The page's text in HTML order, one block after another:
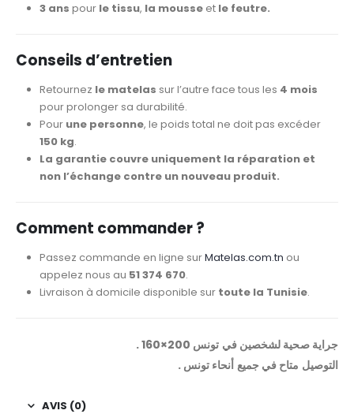
3 ans pourle tissu, la mousseet le feutre.
Conseils d’entretien
Retournez le matelas sur l’autre face tous les 4 mois
pour prolonger sa durabilité.
Pour une personne, le poids total ne doit pas excéder
150 kg.
La garantie couvre uniquement la réparation et
non l’échange contre un nouveau produit.
Comment commander ?
Passez commande en ligne surMatelas.com.tn ou
appelez nous au 51 374 670.
Livraison à domicile disponible sur toute la Tunisie.
. 160×200 جراية صحية لشخصين في تونس
. التوصيل متاح في جميع أنحاء تونس
AVIS (0)